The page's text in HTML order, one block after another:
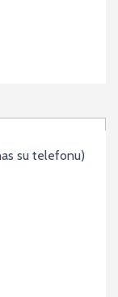
su telefonu)